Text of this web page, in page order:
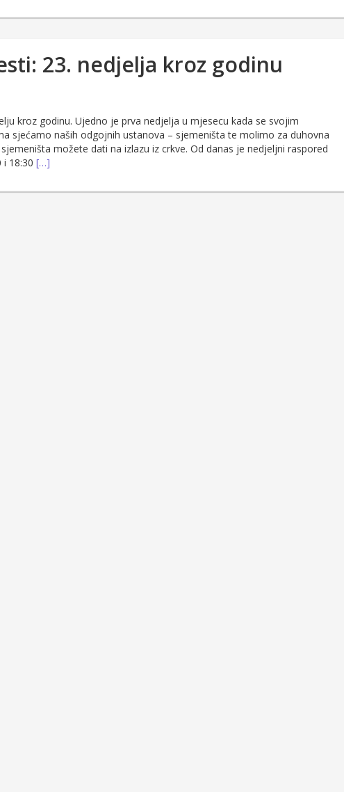
23. nedjelja kroz godinu
kroz godinu. Ujedno je prva nedjelja u mjesecu kada se svojim
sjećamo naših odgojnih ustanova – sjemeništa te molimo za duhovna
možete dati na izlazu iz crkve. Od danas je nedjeljni raspored
i 18:30 […]